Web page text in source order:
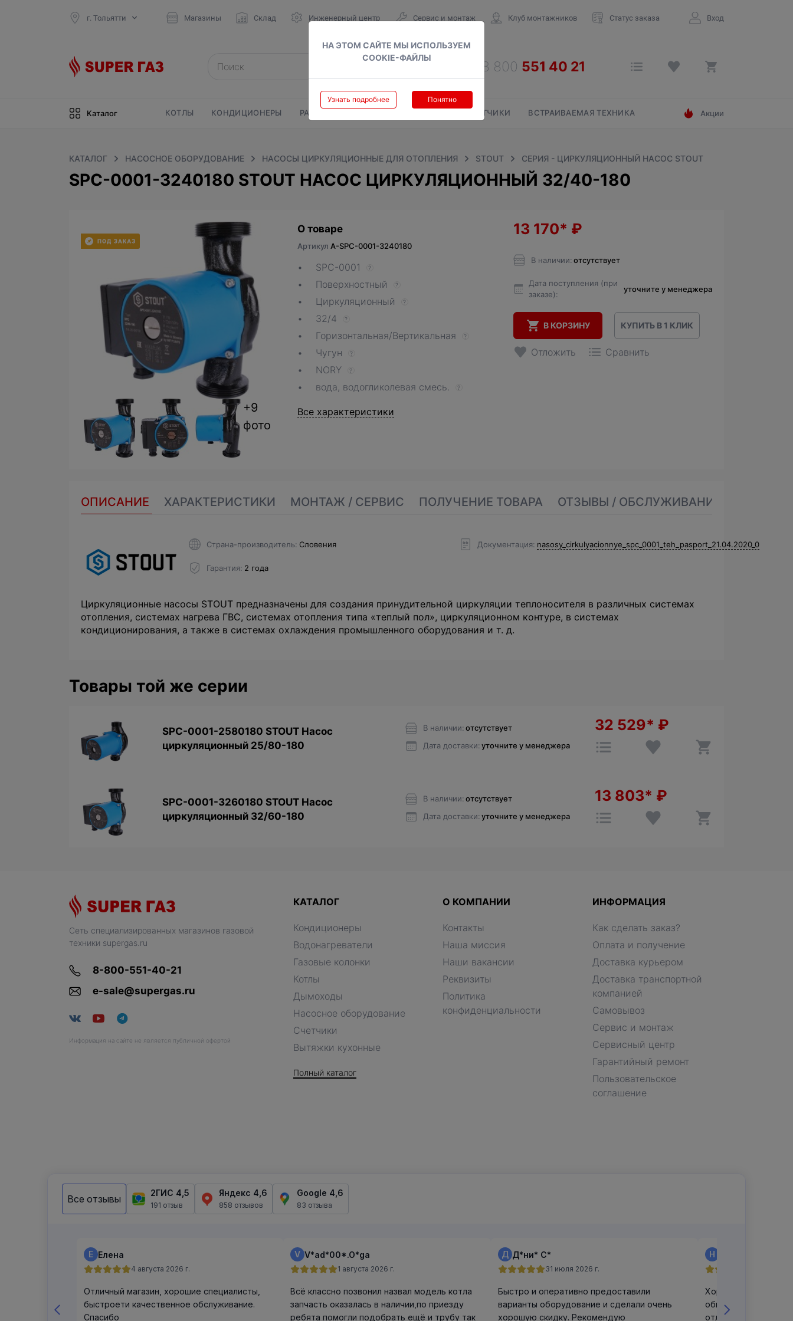
НА ЭТОМ САЙТЕ МЫ ИСПОЛЬЗУЕМ
COOKIE-ФАЙЛЫ
Узнать подробнее Понятно
г. Тольятти Магазины Склад Инженерный центр Сервис и монтаж Клуб монтажников Статус заказа Вход
Каталог КОТЛЫ КОНДИЦИОНЕРЫ РАДИАТОРЫ СЧЕТЧИКИ ВСТРАИВАЕМАЯ ТЕХНИКА Акции
КАТАЛОГ НАСОСНОЕ ОБОРУДОВАНИЕ НАСОСЫ ЦИРКУЛЯЦИОННЫЕ ДЛЯ ОТОПЛЕНИЯ STOUT СЕРИЯ - ЦИРКУЛЯЦИОННЫЙ НАСОС STOUT
SPC-0001-3240180 STOUT НАСОС ЦИРКУЛЯЦИОННЫЙ 32/40-180
+9
фото
О товаре
Артикул A-SPC-0001-3240180
SPC-0001 ?
Поверхностный ?
Циркуляционный ?
32/4 ?
Горизонтальная/Вертикальная ?
Чугун ?
NORY ?
вода, водогликолевая смесь. ?
Все характеристики
13 170* ₽
В наличии: отсутствует
Дата поступления (при
заказе):
уточните у менеджера
В КОРЗИНУ КУПИТЬ В 1 КЛИК
Отложить Сравнить
ОПИСАНИЕ ХАРАКТЕРИСТИКИ МОНТАЖ / СЕРВИС ПОЛУЧЕНИЕ ТОВАРА ОТЗЫВЫ / ОБСЛУЖИВАНИЕ
Страна-производитель Словения
Гарантия 2 года
Документация nasosy_cirkulyacionnye_spc_0001_teh_pasport_21.04.2020_0
Циркуляционные насосы STOUT предназначены для создания принудительной циркуляции теплоносителя в различных системах
отопления, системах нагрева ГВС, системах отопления типа «теплый пол», циркуляционном контуре, в системах
кондиционирования, а также в системах охлаждения промышленного оборудования и т. д.
Товары той же серии
SPC-0001-2580180 STOUT Насос
циркуляционный 25/80-180
В наличии: отсутствует
Дата доставки: уточните у менеджера
32 529* ₽
SPC-0001-3260180 STOUT Насос
циркуляционный 32/60-180
В наличии: отсутствует
Дата доставки: уточните у менеджера
13 803* ₽
Сеть специализированных магазинов газовой
техники supergas.ru
8-800-551-40-21
e-sale@supergas.ru
Информация на сайте не является публичной офертой
КАТАЛОГ
Кондиционеры
Водонагреватели
Газовые колонки
Котлы
Дымоходы
Насосное оборудование
Счетчики
Вытяжки кухонные
Полный каталог
О КОМПАНИИ
Контакты
Наша миссия
Наши вакансии
Реквизиты
Политика
конфиденциальности
ИНФОРМАЦИЯ
Как сделать заказ?
Оплата и получение
Доставка курьером
Доставка транспортной
компанией
Самовывоз
Сервис и монтаж
Сервисный центр
Гарантийный ремонт
Пользовательское
соглашение